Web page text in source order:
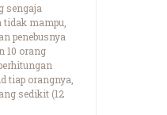
sengaja
mampu,
penebusnya
10 orang
tiap orangnya,
sedikit (12